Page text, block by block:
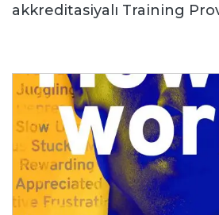
akkreditasiyalı Training